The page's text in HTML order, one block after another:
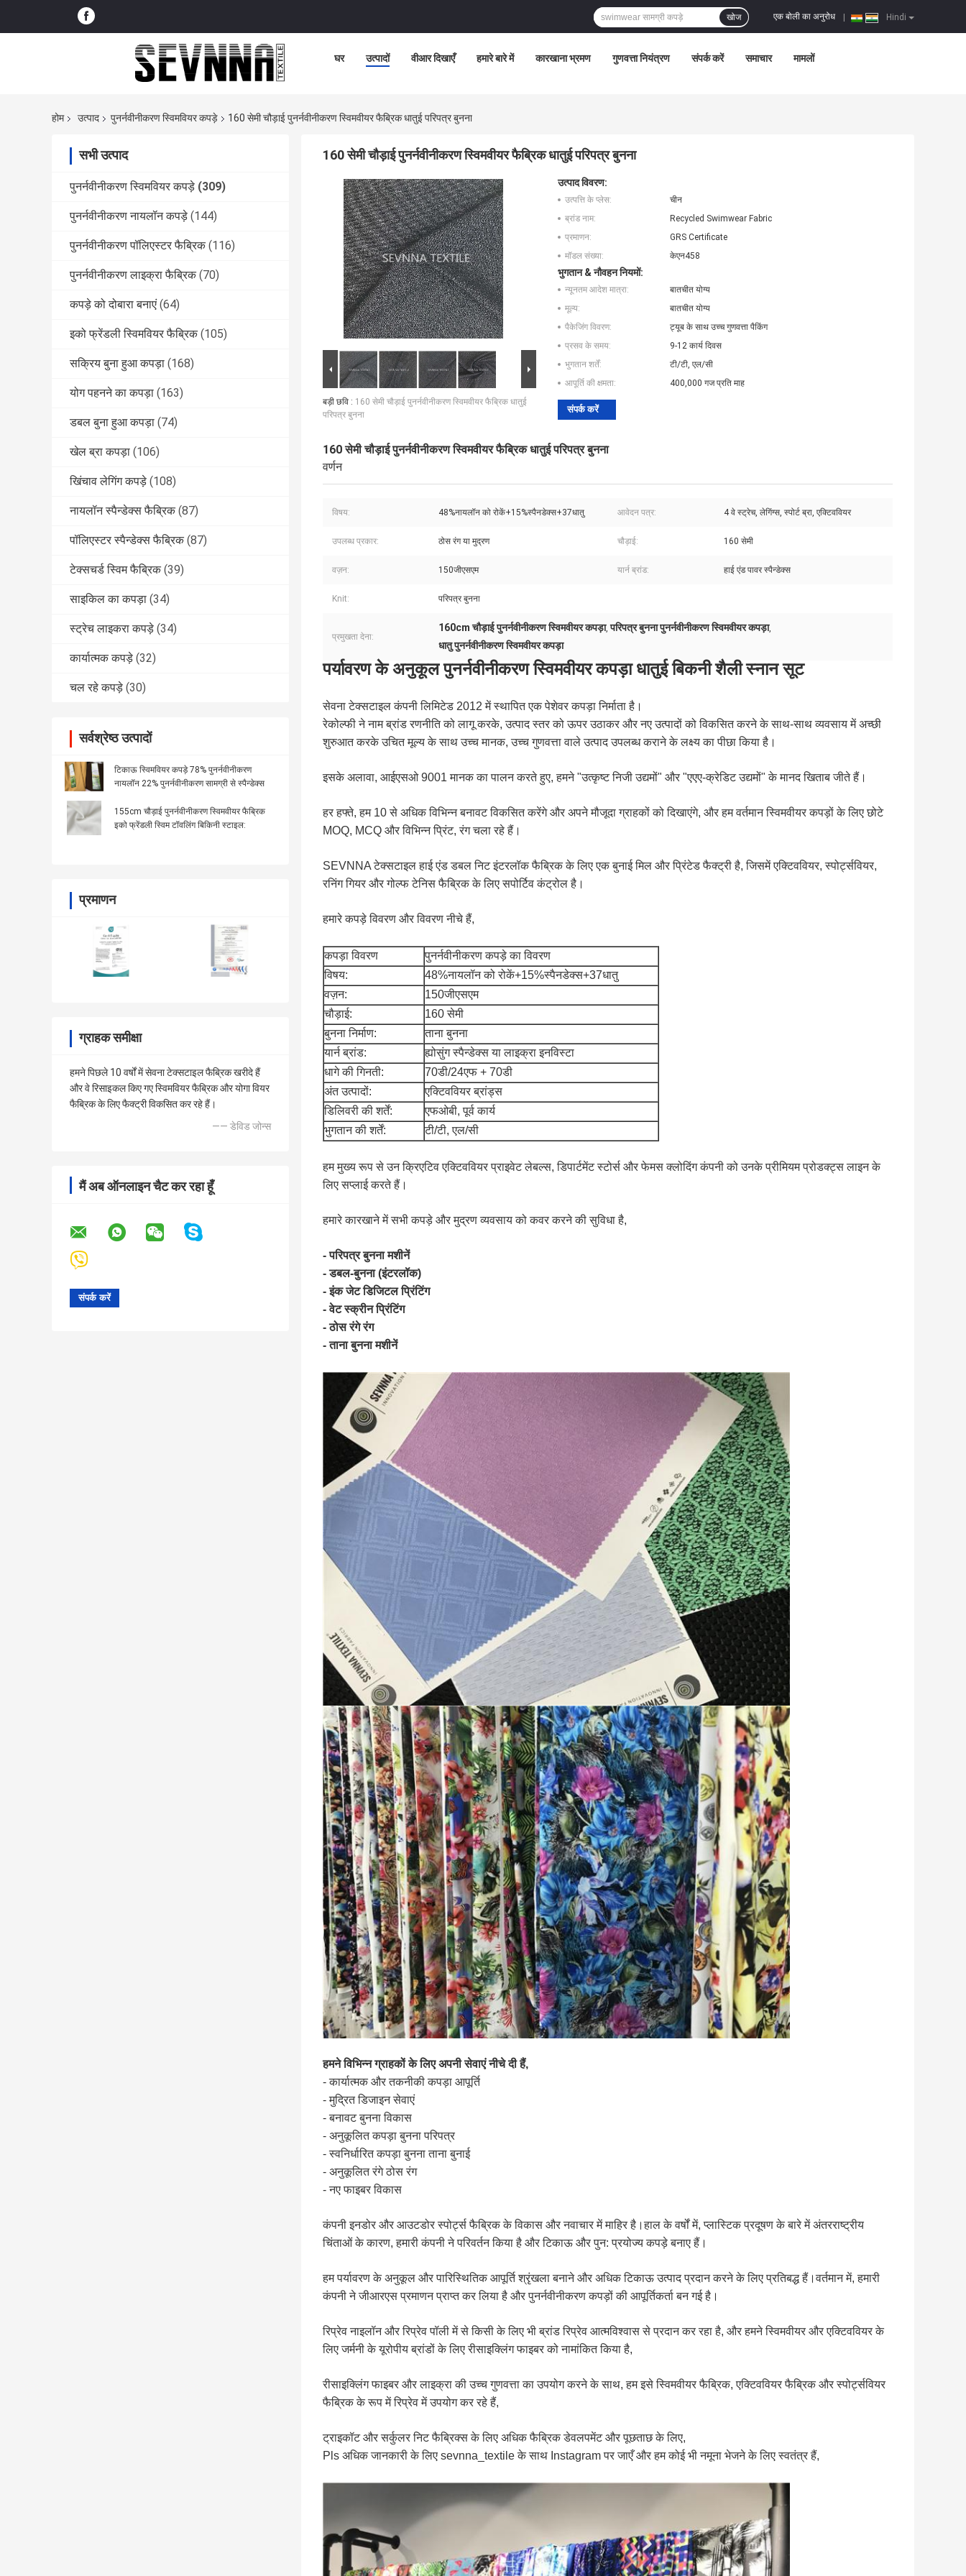
Hindi
एक बोली का अनुरोध
खोज
घर उत्पादों वीआर दिखाएँ हमारे बारे में कारखाना भ्रमण गुणवत्ता नियंत्रण संपर्क करें समाचार मामलों
होम उत्पाद पुनर्नवीनीकरण स्विमवियर कपड़े 160 सेमी चौड़ाई पुनर्नवीनीकरण स्विमवीयर फैब्रिक धातुई परिपत्र बुनना
सभी उत्पाद
पुनर्नवीनीकरण स्विमवियर कपड़े (309)
पुनर्नवीनीकरण नायलॉन कपड़े (144)
पुनर्नवीनीकरण पॉलिएस्टर फैब्रिक (116)
पुनर्नवीनीकरण लाइक्रा फैब्रिक (70)
कपड़े को दोबारा बनाएं (64)
इको फ्रेंडली स्विमवियर फैब्रिक (105)
सक्रिय बुना हुआ कपड़ा (168)
योग पहनने का कपड़ा (163)
डबल बुना हुआ कपड़ा (74)
खेल ब्रा कपड़ा (106)
खिंचाव लेगिंग कपड़े (108)
नायलॉन स्पैन्डेक्स फैब्रिक (87)
पॉलिएस्टर स्पैन्डेक्स फैब्रिक (87)
टेक्सचर्ड स्विम फैब्रिक (39)
साइकिल का कपड़ा (34)
स्ट्रेच लाइकरा कपड़े (34)
कार्यात्मक कपड़े (32)
चल रहे कपड़े (30)
सर्वश्रेष्ठ उत्पादों
टिकाऊ स्विमवियर कपड़े 78% पुनर्नवीनीकरण
नायलॉन 22% पुनर्नवीनीकरण सामग्री से स्पैन्डेक्स
155cm चौड़ाई पुनर्नवीनीकरण स्विमवीयर फैब्रिक
इको फ्रेंडली स्विम टॉवलिंग बिकिनी स्टाइल:
प्रमाणन
ग्राहक समीक्षा
हमने पिछले 10 वर्षों में सेवना टेक्सटाइल फैब्रिक खरीदे हैं
और वे रिसाइकल किए गए स्विमवियर फैब्रिक और योगा वियर
फैब्रिक के लिए फैक्ट्री विकसित कर रहे हैं।
—— डेविड जोन्स
मैं अब ऑनलाइन चैट कर रहा हूँ
160 सेमी चौड़ाई पुनर्नवीनीकरण स्विमवीयर फैब्रिक धातुई परिपत्र बुनना
बड़ी छवि : 160 सेमी चौड़ाई पुनर्नवीनीकरण स्विमवीयर फैब्रिक धातुई
परिपत्र बुनना
उत्पाद विवरण:
उत्पत्ति के प्लेस:
चीन
ब्रांड नाम:
Recycled Swimwear Fabric
प्रमाणन:
GRS Certificate
मॉडल संख्या:
केएन458
भुगतान & नौवहन नियमों:
न्यूनतम आदेश मात्रा:
बातचीत योग्य
मूल्य:
बातचीत योग्य
पैकेजिंग विवरण:
ट्यूब के साथ उच्च गुणवत्ता पैकिंग
प्रसव के समय:
9-12 कार्य दिवस
भुगतान शर्तें:
टी/टी, एल/सी
आपूर्ति की क्षमता:
400,000 गज प्रति माह
संपर्क करें
160 सेमी चौड़ाई पुनर्नवीनीकरण स्विमवीयर फैब्रिक धातुई परिपत्र बुनना
वर्णन
विषय: 48%नायलॉन को रोकें+15%स्पैनडेक्स+37धातु आवेदन पत्र: 4 वे स्ट्रेच, लेगिंग्स, स्पोर्ट ब्रा, एक्टिववियर
उपलब्ध प्रकार: ठोस रंग या मुद्रण चौड़ाई: 160 सेमी
वज़न: 150जीएसएम यार्न ब्रांड: हाई एंड पावर स्पैन्डेक्स
Knit: परिपत्र बुनना
प्रमुखता देना:
160cm चौड़ाई पुनर्नवीनीकरण स्विमवीयर कपड़ा,परिपत्र बुनना पुनर्नवीनीकरण स्विमवीयर कपड़ा,
धातु पुनर्नवीनीकरण स्विमवीयर कपड़ा
पर्यावरण के अनुकूल पुनर्नवीनीकरण स्विमवीयर कपड़ा धातुई बिकनी शैली स्नान सूट
सेवना टेक्सटाइल कंपनी लिमिटेड 2012 में स्थापित एक पेशेवर कपड़ा निर्माता है।
रेकोल्फी ने नाम ब्रांड रणनीति को लागू करके, उत्पाद स्तर को ऊपर उठाकर और नए उत्पादों को विकसित करने के साथ-साथ व्यवसाय में अच्छी
शुरुआत करके उचित मूल्य के साथ उच्च मानक, उच्च गुणवत्ता वाले उत्पाद उपलब्ध कराने के लक्ष्य का पीछा किया है।
इसके अलावा, आईएसओ 9001 मानक का पालन करते हुए, हमने "उत्कृष्ट निजी उद्यमों" और "एएए-क्रेडिट उद्यमों" के मानद खिताब जीते हैं।
हर हफ्ते, हम 10 से अधिक विभिन्न बनावट विकसित करेंगे और अपने मौजूदा ग्राहकों को दिखाएंगे, और हम वर्तमान स्विमवीयर कपड़ों के लिए छोटे
MOQ, MCQ और विभिन्न प्रिंट, रंग चला रहे हैं।
SEVNNA टेक्सटाइल हाई एंड डबल निट इंटरलॉक फैब्रिक के लिए एक बुनाई मिल और प्रिंटेड फैक्ट्री है, जिसमें एक्टिववियर, स्पोर्ट्सवियर,
रनिंग गियर और गोल्फ टेनिस फैब्रिक के लिए सपोर्टिव कंट्रोल है।
हमारे कपड़े विवरण और विवरण नीचे हैं,
कपड़ा विवरण
पुनर्नवीनीकरण कपड़े का विवरण
विषय:
48%नायलॉन को रोकें+15%स्पैनडेक्स+37धातु
वज़न:
150जीएसएम
चौड़ाई:
160 सेमी
बुनना निर्माण:
ताना बुनना
यार्न ब्रांड:
ह्योसुंग स्पैन्डेक्स या लाइक्रा इनविस्टा
धागे की गिनती:
70डी/24एफ + 70डी
अंत उत्पादों:
एक्टिववियर ब्रांड्स
डिलिवरी की शर्तें:
एफओबी, पूर्व कार्य
भुगतान की शर्तें:
टी/टी, एल/सी
हम मुख्य रूप से उन क्रिएटिव एक्टिववियर प्राइवेट लेबल्स, डिपार्टमेंट स्टोर्स और फेमस क्लोदिंग कंपनी को उनके प्रीमियम प्रोडक्ट्स लाइन के
लिए सप्लाई करते हैं।
हमारे कारखाने में सभी कपड़े और मुद्रण व्यवसाय को कवर करने की सुविधा है,
- परिपत्र बुनना मशीनें
- डबल-बुनना (इंटरलॉक)
- इंक जेट डिजिटल प्रिंटिंग
- वेट स्क्रीन प्रिंटिंग
- ठोस रंगे रंग
- ताना बुनना मशीनें
हमने विभिन्न ग्राहकों के लिए अपनी सेवाएं नीचे दी हैं,
- कार्यात्मक और तकनीकी कपड़ा आपूर्ति
- मुद्रित डिजाइन सेवाएं
- बनावट बुनना विकास
- अनुकूलित कपड़ा बुनना परिपत्र
- स्वनिर्धारित कपड़ा बुनना ताना बुनाई
- अनुकूलित रंगे ठोस रंग
- नए फाइबर विकास
कंपनी इनडोर और आउटडोर स्पोर्ट्स फैब्रिक के विकास और नवाचार में माहिर है।हाल के वर्षों में, प्लास्टिक प्रदूषण के बारे में अंतरराष्ट्रीय
चिंताओं के कारण, हमारी कंपनी ने परिवर्तन किया है और टिकाऊ और पुन: प्रयोज्य कपड़े बनाए हैं।
हम पर्यावरण के अनुकूल और पारिस्थितिक आपूर्ति श्रृंखला बनाने और अधिक टिकाऊ उत्पाद प्रदान करने के लिए प्रतिबद्ध हैं।वर्तमान में, हमारी
कंपनी ने जीआरएस प्रमाणन प्राप्त कर लिया है और पुनर्नवीनीकरण कपड़ों की आपूर्तिकर्ता बन गई है।
रिप्रेव नाइलॉन और रिप्रेव पॉली में से किसी के लिए भी ब्रांड रिप्रेव आत्मविश्वास से प्रदान कर रहा है, और हमने स्विमवीयर और एक्टिववियर के
लिए जर्मनी के यूरोपीय ब्रांडों के लिए रीसाइक्लिंग फाइबर को नामांकित किया है,
रीसाइक्लिंग फाइबर और लाइक्रा की उच्च गुणवत्ता का उपयोग करने के साथ, हम इसे स्विमवीयर फैब्रिक, एक्टिववियर फैब्रिक और स्पोर्ट्सवियर
फैब्रिक के रूप में रिप्रेव में उपयोग कर रहे हैं,
ट्राइकॉट और सर्कुलर निट फैब्रिक्स के लिए अधिक फैब्रिक डेवलपमेंट और पूछताछ के लिए,
Pls अधिक जानकारी के लिए sevnna_textile के साथ Instagram पर जाएँ और हम कोई भी नमूना भेजने के लिए स्वतंत्र हैं,